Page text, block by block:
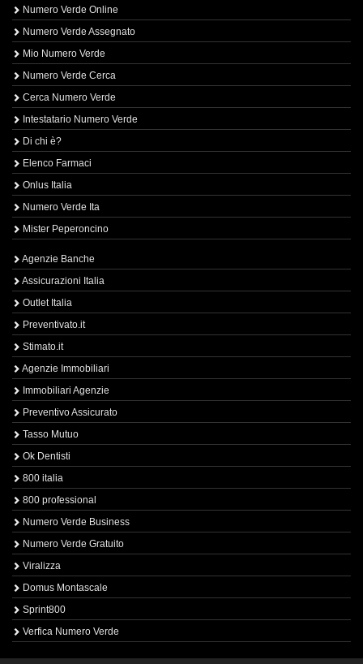
Numero Verde Online
Numero Verde Assegnato
Mio Numero Verde
Numero Verde Cerca
Cerca Numero Verde
Intestatario Numero Verde
Di chi è?
Elenco Farmaci
Onlus Italia
Numero Verde Ita
Mister Peperoncino
Agenzie Banche
Assicurazioni Italia
Outlet Italia
Preventivato.it
Stimato.it
Agenzie Immobiliari
Immobiliari Agenzie
Preventivo Assicurato
Tasso Mutuo
Ok Dentisti
800 italia
800 professional
Numero Verde Business
Numero Verde Gratuito
Viralizza
Domus Montascale
Sprint800
Verfica Numero Verde